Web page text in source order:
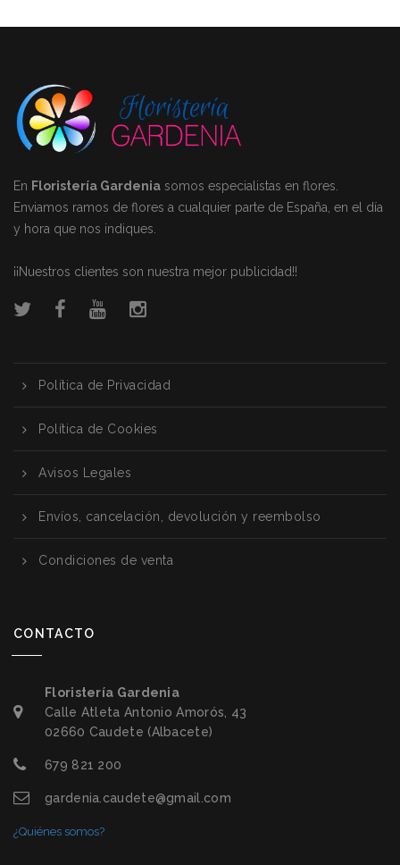
En Floristería Gardenia somos especialistas en flores.
Enviamos ramos de flores a cualquier parte de España, en el día
y hora que nos indiques.
¡¡Nuestros clientes son nuestra mejor publicidad!!
Política de Privacidad
Política de Cookies
Avisos Legales
Envíos, cancelación, devolución y reembolso
Condiciones de venta
CONTACTO
Floristería Gardenia
Calle Atleta Antonio Amorós, 43
02660 Caudete (Albacete)
679 821 200
gardenia.caudete@gmail.com
¿Quiénes somos?